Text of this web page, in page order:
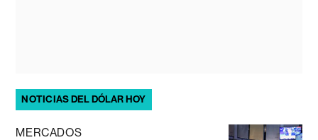
NOTICIAS DEL DÓLAR HOY
MERCADOS